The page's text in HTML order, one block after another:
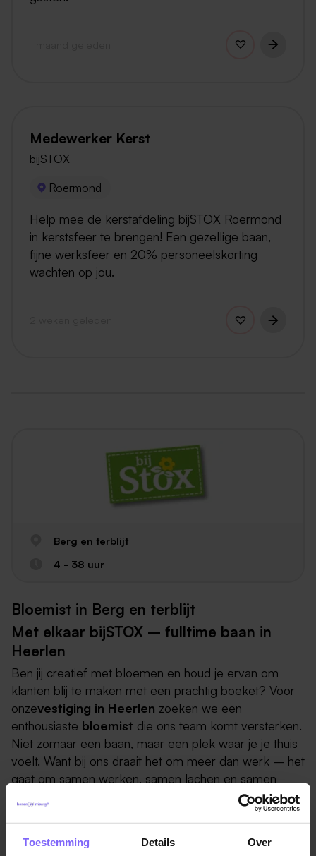
Toestemming Details Over
Medewerker Kerst
bijSTOX
Roermond
Help mee de kerstafdeling bijSTOX Roermond
in kerstsfeer te brengen! Een gezellige baan,
fijne werksfeer en 20% personeelskorting
wachten op jou.
Berg en terblijt
4 - 38 uur
Bloemist in Berg en terblijt
Met elkaar bijSTOX – fulltime baan in
Heerlen
Ben jij creatief met bloemen en houd je ervan om
klanten blij te maken met een prachtig boeket? Voor
onzevestiging in Heerlen zoeken we een
enthousiaste bloemist die ons team komt versterken.
Niet zomaar een baan, maar een plek waar je je thuis
voelt. Want bij ons draait het om meer dan werk – het
gaat om samen werken, samen lachen en samen